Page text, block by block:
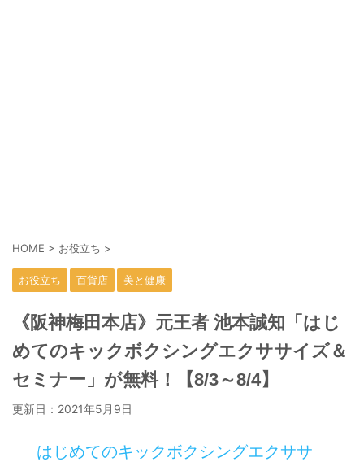
HOME > お役立ち >
お役立ち 百貨店 美と健康
《阪神梅田本店》元王者 池本誠知「はじ
めてのキックボクシングエクササイズ＆
セミナー」が無料！【8/3～8/4】
更新日： 2021年5月9日
はじめてのキックボクシングエクササ